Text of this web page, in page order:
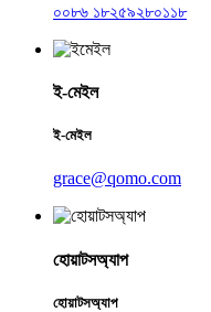
০০৮৬ ১৮২৫৯২৮০১১৮
ই-মেইল
ই-মেইল
grace@qomo.com
হোয়াটসঅ্যাপ
হোয়াটসঅ্যাপ